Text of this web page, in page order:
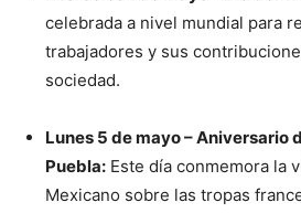
celebrada a nivel mundial para
trabajadores y sus
sociedad.
Lunes 5 de mayo – Aniversario
Puebla: Este día conmemora la
Mexicano sobre las tropas